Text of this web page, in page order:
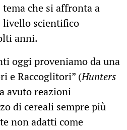
tema che si affronta a
livello scientifico
anni.
oggi proveniamo da una
e Raccoglitori” (Hunters
avuto reazioni
di cereali sempre più
non adatti come